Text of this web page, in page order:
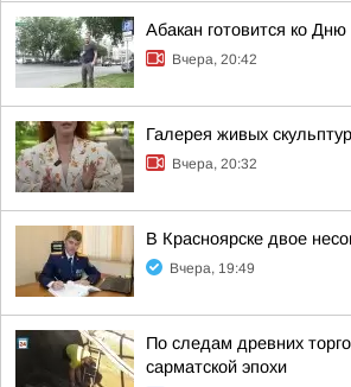
Абакан готовится ко Дню
Вчера, 20:42
Галерея живых
Вчера, 20:32
В Красноярске двое
Вчера, 19:49
По следам древних
сарматской эпохи